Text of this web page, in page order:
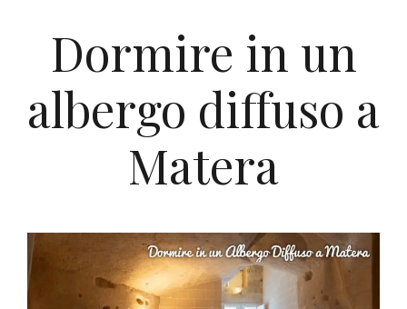
Dormire in un
albergo diffuso a
Matera